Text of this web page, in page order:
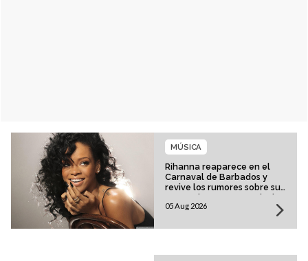
Rihanna reaparece en el
Carnaval de Barbados y
revive los rumores sobre su
esperado regreso musical
MÚSICA
05 Aug 2026